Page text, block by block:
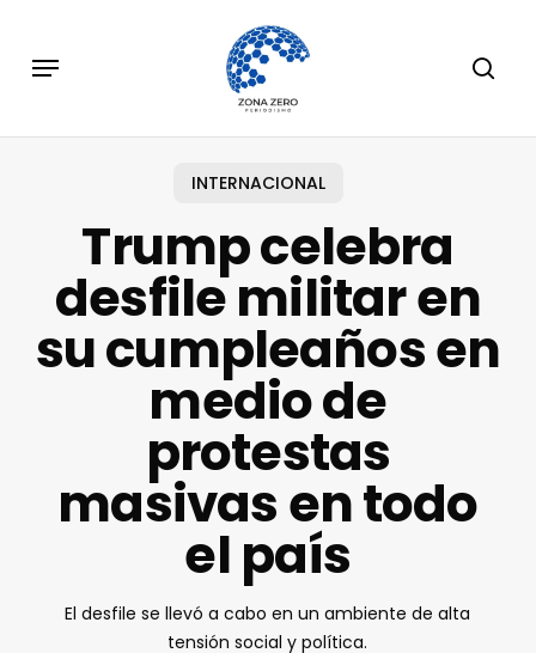
main
Menu
INTERNACIONAL
Trump celebra
desfile militar en
su cumpleaños en
medio de
protestas
masivas en todo
el país
El desfile se llevó a cabo en un ambiente de alta
tensión social y política.